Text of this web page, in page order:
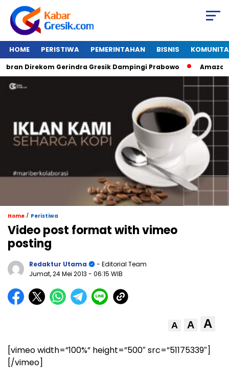
HOME PERISTIWA PEMERINTAHAN BISNIS
Direkom Gerindra Gresik Dampingi Prabowo Amazon
Home / Peristiwa
Video post format with vimeo
posting
Redaktur Utama
- Editorial Team
Jumat, 24 Mei 2013 - 06:15 WIB
A A A
[vimeo width=”100%” height=”500″ src=”51175339″]
[/vimeo]